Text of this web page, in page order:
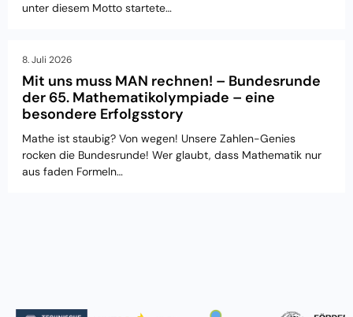
unter diesem Motto startete…
8. Juli 2026
Mit uns muss MAN rechnen! – Bundesrunde
der 65. Mathematikolympiade – eine
besondere Erfolgsstory
Mathe ist staubig? Von wegen! Unsere Zahlen-Genies
rocken die Bundesrunde! Wer glaubt, dass Mathematik nur
aus faden Formeln…